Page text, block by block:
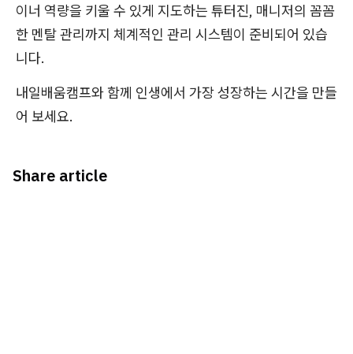
이너 역량을 키울 수 있게 지도하는 튜터진, 매니저의 꼼꼼
한 멘탈 관리까지 체계적인 관리 시스템이 준비되어 있습
니다.
내일배움캠프와 함께 인생에서 가장 성장하는 시간을 만들
어 보세요.
Share article